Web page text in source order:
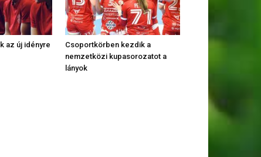
az új idényre
Csoportkörben kezdik a
nemzetközi kupasorozatot a
lányok